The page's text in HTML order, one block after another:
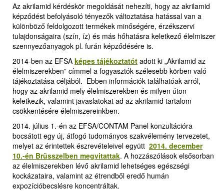
Az akrilamid kérdéskör megoldását nehezíti, hogy az akrilamid
képződést befolyásoló tényezők változtatása hatással van a
különböző feldolgozott termékek minőségére, érzékszervi
tulajdonságaira (szín, íz) és más hőhatásra keletkező élelmiszer
szennyezőanyagok pl. furán képződésére is.
2014-ben az EFSA képes tájékoztatót adott ki „Akrilamid az
élelmiszerekben” címmel a fogyasztók szélesebb körben való
tájékoztatása céljából. Ebben információk találhatóak arról,
hogy az akrilamid mely élelmiszerekben és milyen úton
keletkezik, valamint javaslatokat ad az akrilamid tartalom
csökkentésére élelmiszereinkben.
2014. július 1.-én az EFSA/CONTAM Panel konzultációra
bocsátott egy új, átfogó tudományos szakvélemény tervezetet,
melyet az érintettek észrevételeivel együtt 2014. december
10.-én Brüsszelben megvitattak. A hozzászólások elsősorban
az élelmiszerekben lévő akrilamid lehetséges egészségi
kockázataira, valamint az étrendből eredő humán
expozícióbecslésre koncentráltak.